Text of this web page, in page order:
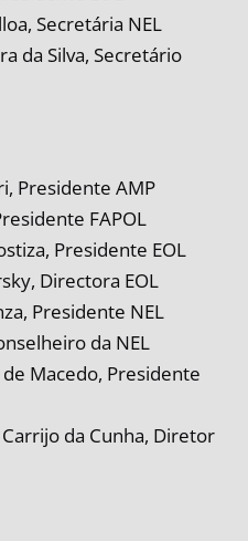
Secretária NEL
da Silva, Secretário
Presidente AMP
FAPOL
Presidente EOL
Directora EOL
Presidente NEL
da NEL
Macedo, Presidente
da Cunha, Diretor